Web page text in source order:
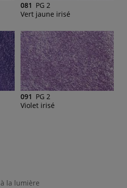
081 PG 2
Vert jaune irisé
091 PG 2
Violet irisé
la lumière